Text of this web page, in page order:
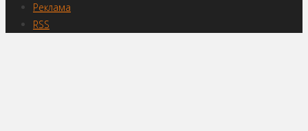
Реклама
RSS